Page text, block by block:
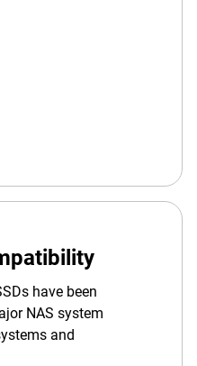
have been
NAS system
and